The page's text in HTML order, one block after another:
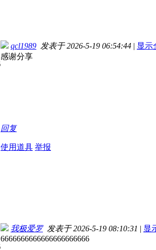
qcl1989 发表于 2026-5-19 06:54:44 | 显示
感谢分享
回复
使用道具 举报
我极爱罗发表于 2026-5-19 08:10:31 | 显
6666666666666666666666